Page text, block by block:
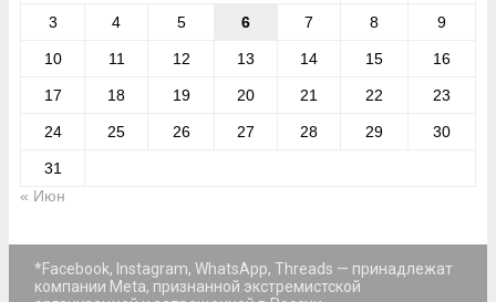
3 4 5 6 7 8 9
10 11 12 13 14 15 16
17 18 19 20 21 22 23
24 25 26 27 28 29 30
31
« Июн
*Facebook, Instagram, WhatsApp, Threads — принадлежат
компании Meta, признанной экстремистской